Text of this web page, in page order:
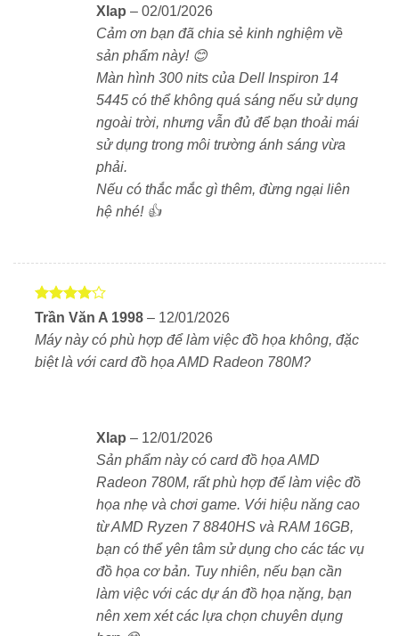
Ảnh thực tế Dell Inspiron 5445
Xlap – 02/01/2026
Cảm ơn bạn đã chia sẻ kinh nghiệm về
sản phẩm này! 😊
Màn hình 300 nits của Dell Inspiron 14
5445 có thể không quá sáng nếu sử dụng
ngoài trời, nhưng vẫn đủ để bạn thoải mái
sử dụng trong môi trường ánh sáng vừa
phải.
Nếu có thắc mắc gì thêm, đừng ngại liên
hệ nhé! 👍
Được
xếp hạng
45 sao
Trần Văn A 1998 – 12/01/2026
Máy này có phù hợp để làm việc đồ họa không, đặc
biệt là với card đồ họa AMD Radeon 780M?
Xlap – 12/01/2026
Sản phẩm này có card đồ họa AMD
Radeon 780M, rất phù hợp để làm việc đồ
họa nhẹ và chơi game. Với hiệu năng cao
từ AMD Ryzen 7 8840HS và RAM 16GB,
bạn có thể yên tâm sử dụng cho các tác vụ
đồ họa cơ bản. Tuy nhiên, nếu bạn cần
làm việc với các dự án đồ họa nặng, bạn
nên xem xét các lựa chọn chuyên dụng